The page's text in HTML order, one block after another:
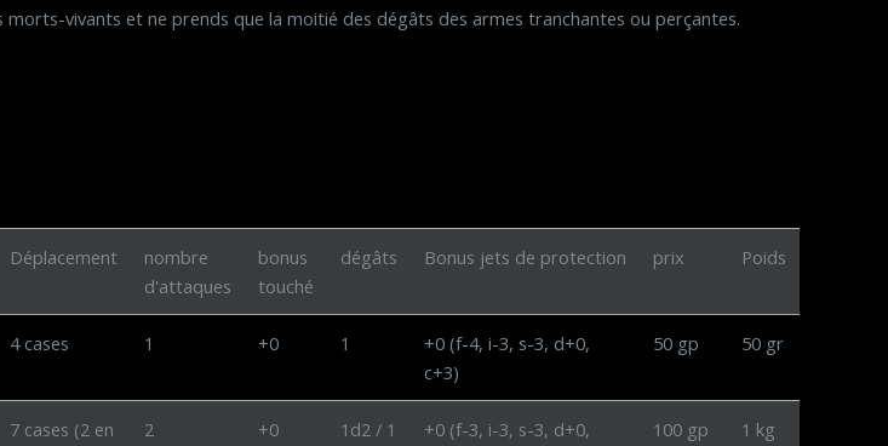
morts-vivants et ne prends que la moitié des dégâts des armes tranchantes ou perçantes.
Déplacement
nombre
d'attaques
bonus
touché
dégâts Bonus jets de protection prix Poids
4 cases 1 +0 1
+0 (f-4, i-3, s-3, d+0,
c+3)
50 gp 50 gr
7 cases (2 en
2 +0 1d2 / 1
+0 (f-3, i-3, s-3, d+0,
100 gp 1 kg